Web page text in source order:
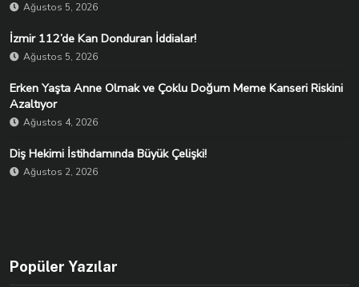
Ağustos 5, 2026
İzmir 112’de Kan Donduran İddialar!
Ağustos 5, 2026
Erken Yaşta Anne Olmak ve Çoklu Doğum Meme Kanseri Riskini
Azaltıyor
Ağustos 4, 2026
Diş Hekimi İstihdamında Büyük Çelişki!
Ağustos 2, 2026
Popüler Yazılar